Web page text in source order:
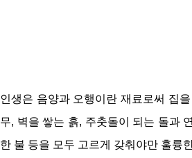
인생은 음양과 오행이란 재료로써 집
무, 벽을 쌓는 흙, 주춧돌이 되는 돌과
한 불 등을 모두 고르게 갖춰야만 훌륭